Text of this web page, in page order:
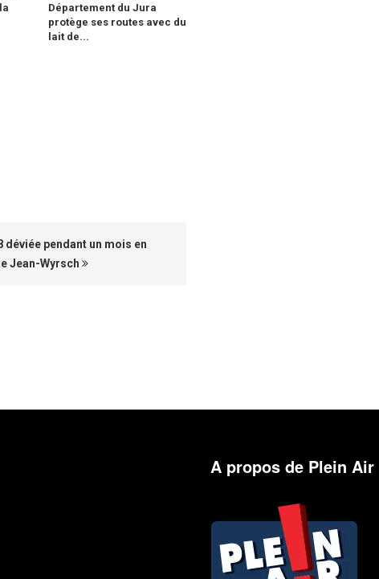
Département du Jura
protège ses routes avec du
lait de...
déviée pendant un mois en
Jean-Wyrsch
A propos de Plein Air